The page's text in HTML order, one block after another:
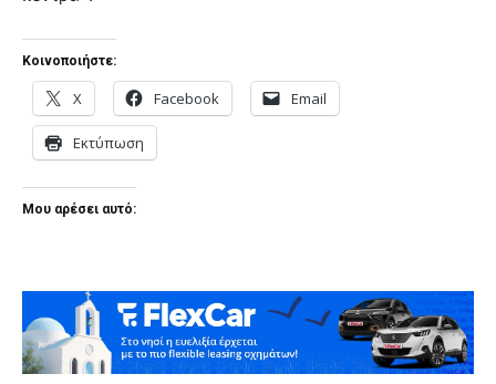
Κοινοποιήστε:
X Facebook Email
Εκτύπωση
Μου αρέσει αυτό: